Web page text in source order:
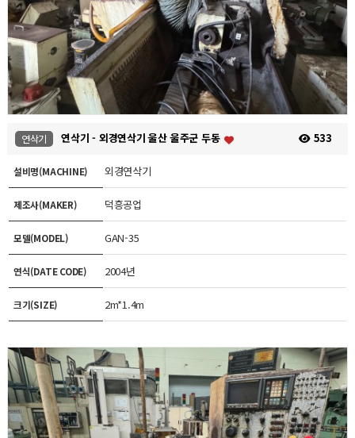
연삭기 연삭기 - 외경연삭기 울산 울주군 두동 533
설비명(MACHINE) 외경연삭기
제조사(MAKER) 덕흥공업
모델(MODEL) GAN-35
연식(DATE CODE) 2004년
크기(SIZE) 2m*1.4m